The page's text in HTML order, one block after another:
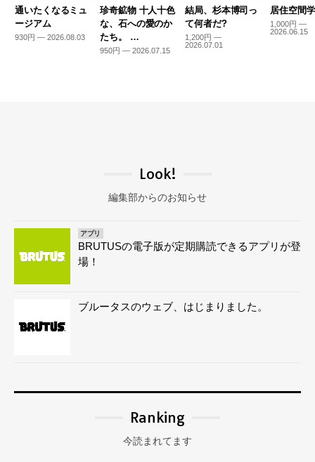
通いたくなるミュ
ージアム
930円 — 2026.08.03
珍奇鉱物 十人十色
な、石への愛のか
たち。 …
950円 — 2026.07.15
結局、杉本博司っ
て何者だ?
1,200円 —
2026.07.01
居住空間
1,000円 —
2026.06.15
Look!
編集部からのお知らせ
アプリ
BRUTUSの電子版が定期購読できるアプリが登
場！
ブルータスのウェブ、はじまりました。
Ranking
今読まれてます